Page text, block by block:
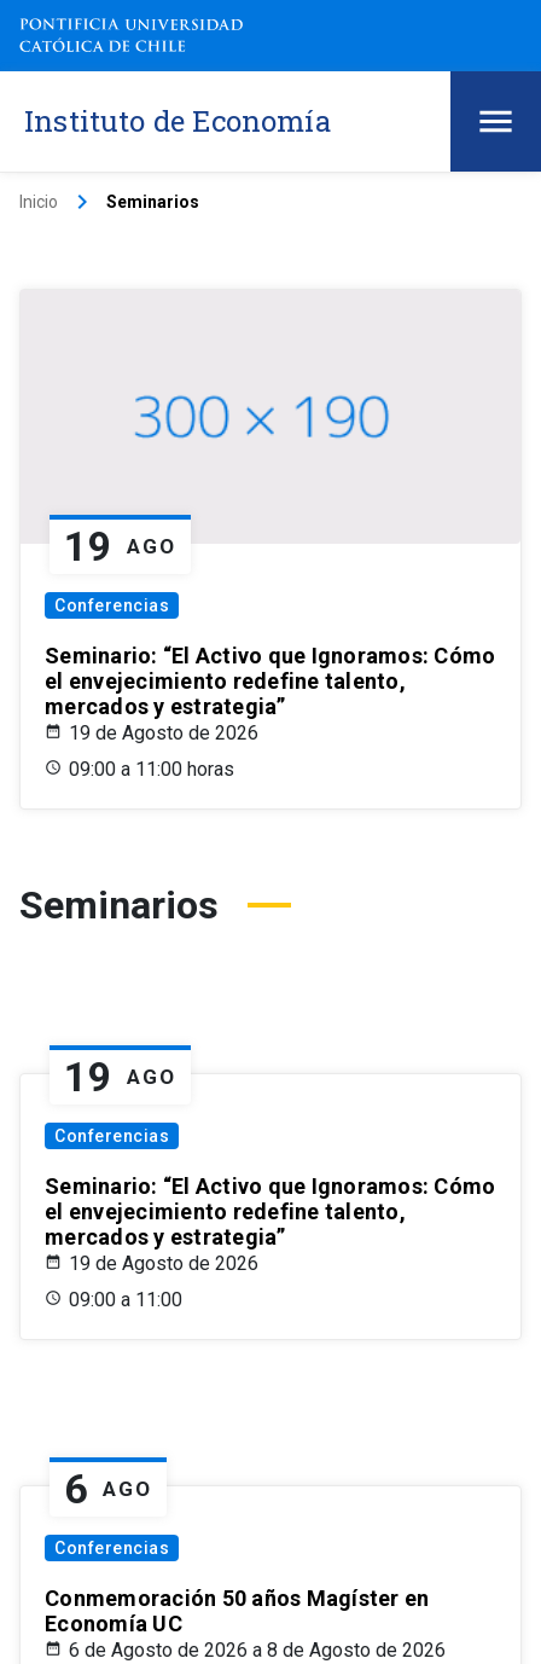
Instituto de Economía
Inicio keyboard_arrow_right Seminarios
19 AGO
Conferencias
Seminario: “El Activo que Ignoramos: Cómo
el envejecimiento redefine talento,
mercados y estrategia”
19 de Agosto de 2026
09:00 a 11:00 horas
Seminarios
19 AGO
Conferencias
Seminario: “El Activo que Ignoramos: Cómo
el envejecimiento redefine talento,
mercados y estrategia”
19 de Agosto de 2026
09:00 a 11:00
6 AGO
Conferencias
Conmemoración 50 años Magíster en
Economía UC
6 de Agosto de 2026 a 8 de Agosto de 2026